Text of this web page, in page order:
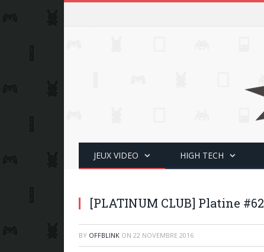
JEUX VIDEO HIGH TECH
[PLATINUM CLUB] Platine #62
BY OFFBLINK ON 22 NOVEMBRE 2016